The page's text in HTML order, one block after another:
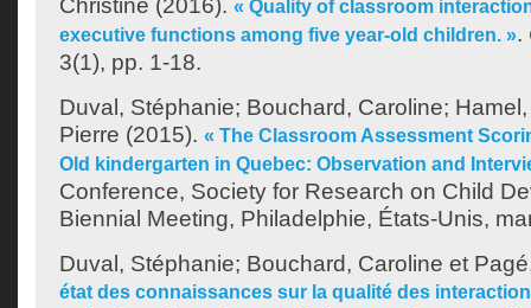
Christine (2016). « Quality of classroom
executive functions among five year-old children. ».
3(1), pp. 1-18.
Duval, Stéphanie; Bouchard, Caroline;
Pierre (2015). « The Classroom Assessment
Old kindergarten in Quebec: Observation and
Conference, Society for Research on Child
Biennial Meeting, Philadelphie, États-Unis,
Duval, Stéphanie; Bouchard, Caroline et
état des connaissances sur la qualité des